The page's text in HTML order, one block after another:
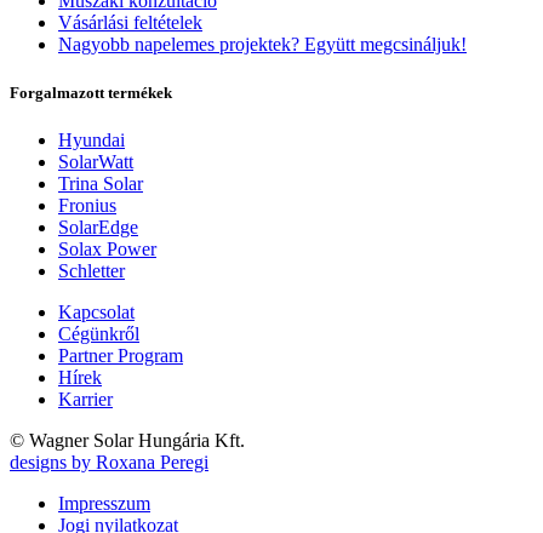
Vásárlási feltételek
Nagyobb napelemes projektek? Együtt megcsináljuk!
Forgalmazott termékek
Hyundai
SolarWatt
Trina Solar
Fronius
SolarEdge
Solax Power
Schletter
Kapcsolat
Cégünkről
Partner Program
Hírek
Karrier
© Wagner Solar Hungária Kft.
designs by Roxana Peregi
Impresszum
Jogi nyilatkozat